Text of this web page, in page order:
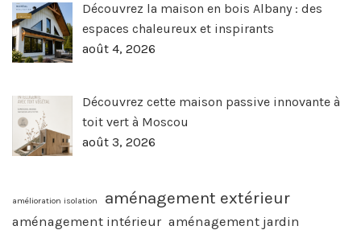
Découvrez la maison en bois Albany : des
espaces chaleureux et inspirants
août 4, 2026
Découvrez cette maison passive innovante à
toit vert à Moscou
août 3, 2026
amélioration isolation aménagement extérieur
aménagement intérieur aménagement jardin